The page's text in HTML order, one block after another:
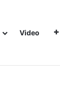
Video